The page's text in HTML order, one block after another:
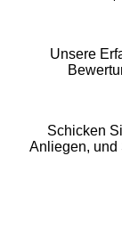
Unsere
Schicken
Anliegen, und